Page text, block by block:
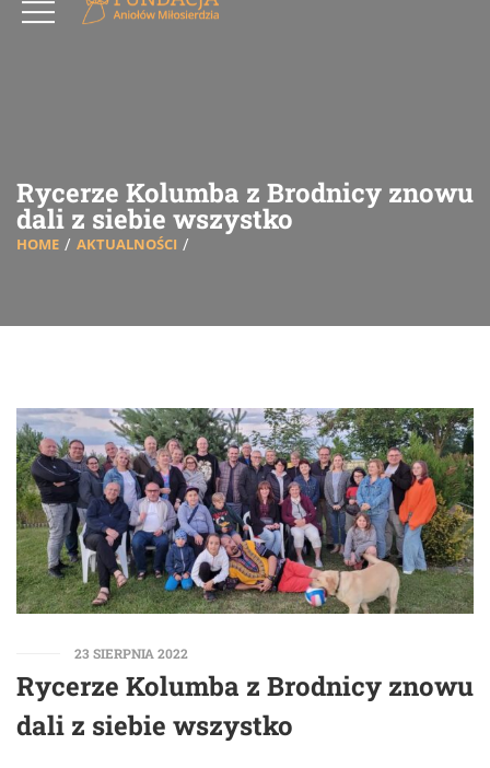
Rycerze Kolumba z Brodnicy znowu
dali z siebie wszystko
HOME AKTUALNOŚCI
23 SIERPNIA 2022
Rycerze Kolumba z Brodnicy znowu
dali z siebie wszystko